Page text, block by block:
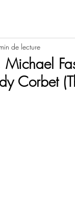
Corbet
de lecture